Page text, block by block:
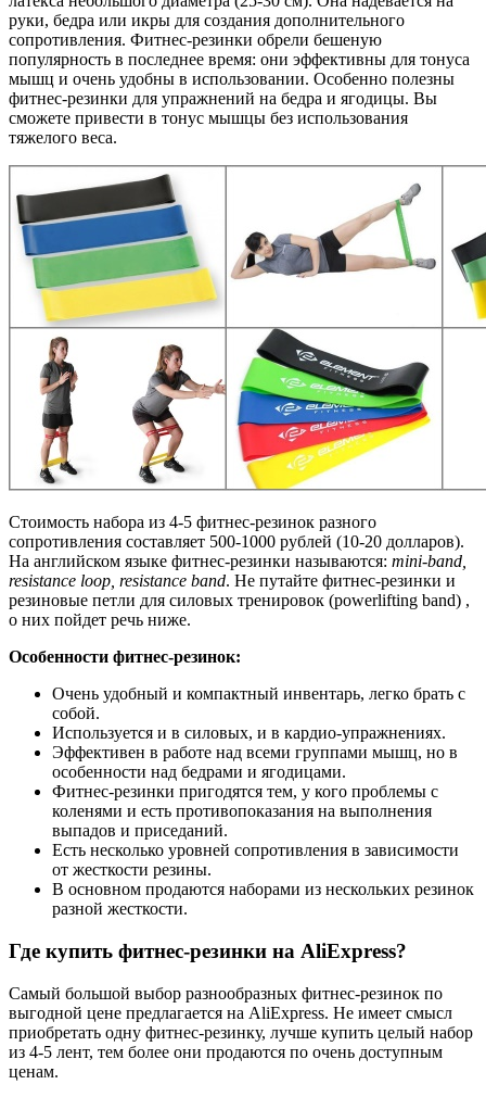
руки, бедра или икры для создания дополнительного
сопротивления. Фитнес-резинки обрели бешеную
популярность в последнее время: они эффективны для тонуса
мышц и очень удобны в использовании. Особенно полезны
фитнес-резинки для упражнений на бедра и ягодицы. Вы
сможете привести в тонус мышцы без использования
тяжелого веса.
Стоимость набора из 4-5 фитнес-резинок разного
сопротивления составляет 500-1000 рублей (10-20 долларов).
На английском языке фитнес-резинки называются: mini-band,
resistance loop, resistance band. Не путайте фитнес-резинки и
резиновые петли для силовых тренировок (powerlifting band) ,
о них пойдет речь ниже.
Особенности фитнес-резинок:
Очень удобный и компактный инвентарь, легко брать с
собой.
Используется и в силовых, и в кардио-упражнениях.
Эффективен в работе над всеми группами мышц, но в
особенности над бедрами и ягодицами.
Фитнес-резинки пригодятся тем, у кого проблемы с
коленями и есть противопоказания на выполнения
выпадов и приседаний.
Есть несколько уровней сопротивления в зависимости
от жесткости резины.
В основном продаются наборами из нескольких резинок
разной жесткости.
Где купить фитнес-резинки на AliExpress?
Самый большой выбор разнообразных фитнес-резинок по
выгодной цене предлагается на AliExpress. Не имеет смысл
приобретать одну фитнес-резинку, лучше купить целый набор
из 4-5 лент, тем более они продаются по очень доступным
ценам.